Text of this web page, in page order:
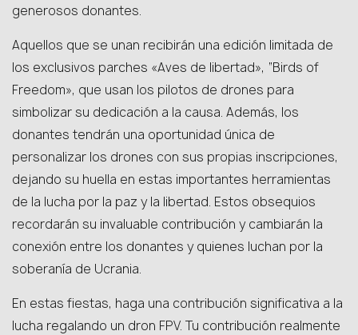
generosos donantes.
Aquellos que se unan recibirán una edición limitada de
los exclusivos parches «Aves de libertad», “Birds of
Freedom», que usan los pilotos de drones para
simbolizar su dedicación a la causa. Además, los
donantes tendrán una oportunidad única de
personalizar los drones con sus propias inscripciones,
dejando su huella en estas importantes herramientas
de la lucha por la paz y la libertad. Estos obsequios
recordarán su invaluable contribución y cambiarán la
conexión entre los donantes y quienes luchan por la
soberanía de Ucrania.
En estas fiestas, haga una contribución significativa a la
lucha regalando un dron FPV. Tu contribución realmente